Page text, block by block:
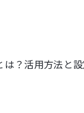
？活用方法と